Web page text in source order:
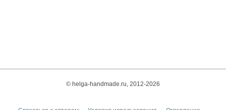
© helga-handmade.ru, 2012-2026